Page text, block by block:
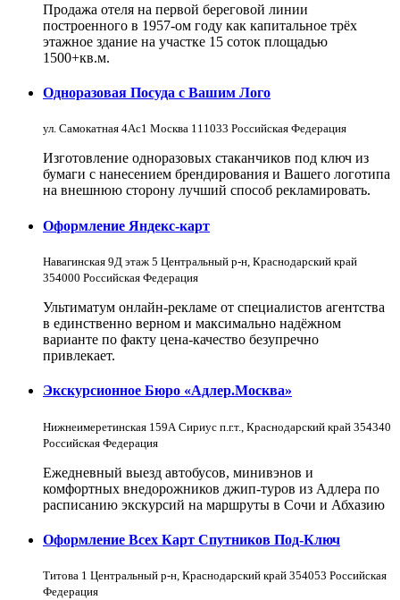
Продажа отеля на первой береговой линии
построенного в 1957-ом году как капитальное трёх
этажное здание на участке 15 соток площадью
1500+кв.м.
Одноразовая Посуда с Вашим Лого
ул. Самокатная 4Ас1 Москва 111033 Российская Федерация
Изготовление одноразовых стаканчиков под ключ из
бумаги с нанесением брендирования и Вашего логотипа
на внешнюю сторону лучший способ рекламировать.
Оформление Яндекс-карт
Навагинская 9Д этаж 5 Центральный р-н, Краснодарский край
354000 Российская Федерация
Ультиматум онлайн-рекламе от специалистов агентства
в единственно верном и максимально надёжном
варианте по факту цена-качество безупречно
привлекает.
Экскурсионное Бюро «Адлер.Москва»
Нижнеимеретинская 159А Сириус п.г.т., Краснодарский край 354340
Российская Федерация
Ежедневный выезд автобусов, минивэнов и
комфортных внедорожников джип-туров из Адлера по
расписанию экскурсий на маршруты в Сочи и Абхазию
Оформление Всех Карт Спутников Под-Ключ
Титова 1 Центральный р-н, Краснодарский край 354053 Российская
Федерация